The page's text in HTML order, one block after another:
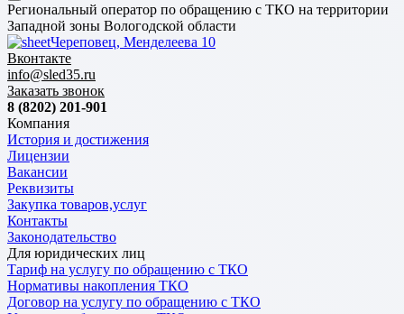
Региональный оператор по обращению с ТКО на территории
Западной зоны Вологодской области
Череповец, Менделеева 10
Вконтакте
info@sled35.ru
Заказать звонок
8 (8202) 201-901
Компания
История и достижения
Лицензии
Вакансии
Реквизиты
Закупка товаров,услуг
Контакты
Законодательство
Для юридических лиц
Тариф на услугу по обращению с ТКО
Нормативы накопления ТКО
Договор на услугу по обращению с ТКО